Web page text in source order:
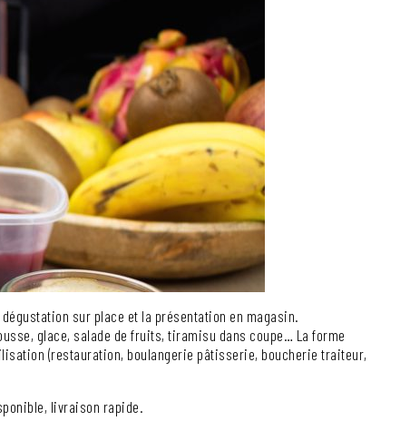
sur place et la présentation en magasin.
glace, salade de fruits, tiramisu dans coupe… La forme
(restauration, boulangerie pâtisserie, boucherie traiteur,
livraison rapide.